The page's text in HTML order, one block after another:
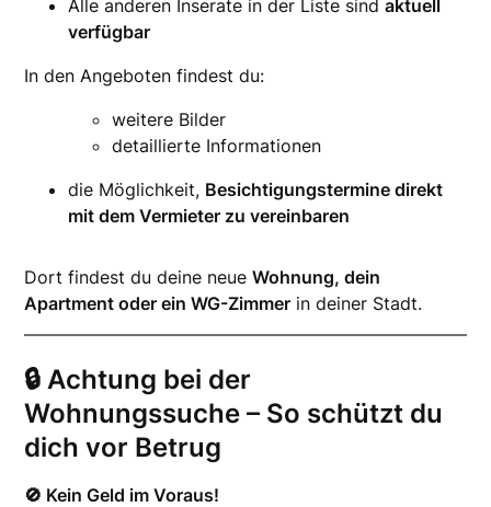
Alle anderen Inserate in der Liste sindaktuell
verfügbar
In den Angeboten findest du:
weitere Bilder
detaillierte Informationen
die Möglichkeit, Besichtigungstermine direkt
mit dem Vermieter zu vereinbaren
Dort findest du deine neueWohnung, dein
Apartment oder ein WG-Zimmer in deiner Stadt.
🔒 Achtung bei der
Wohnungssuche – So schützt du
dich vor Betrug
🚫 Kein Geld im Voraus!